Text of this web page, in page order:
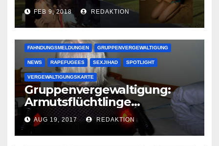
deutsche Studentinnen auf
Uni-Campus
FEB 9, 2018 REDAKTION
FAHNDUNGSMELDUNGEN GRUPPENVERGEWALTIGUNG
NEWS RAPEFUGEES SEXJIHAD SPOTLIGHT
VERGEWALTIGUNGSKARTE
Gruppenvergewaltigung:
Armutsflüchtlinge
vergewaltigen bettlägerige
Oma im Schlaf
krankenhausreif
AUG 19, 2017 REDAKTION